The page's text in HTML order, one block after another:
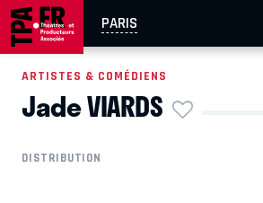
PARIS
AIX-MARSEILLE
EN TOURNÉE
ARTISTES & COMÉDIENS
Jade VIARDS
DISTRIBUTION